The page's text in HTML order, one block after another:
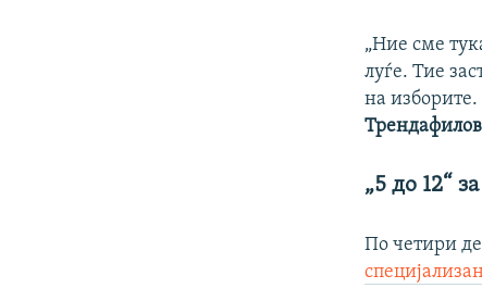
„Ние сме
луѓе. Тие
на изборите.
„5 до 12“
По четири